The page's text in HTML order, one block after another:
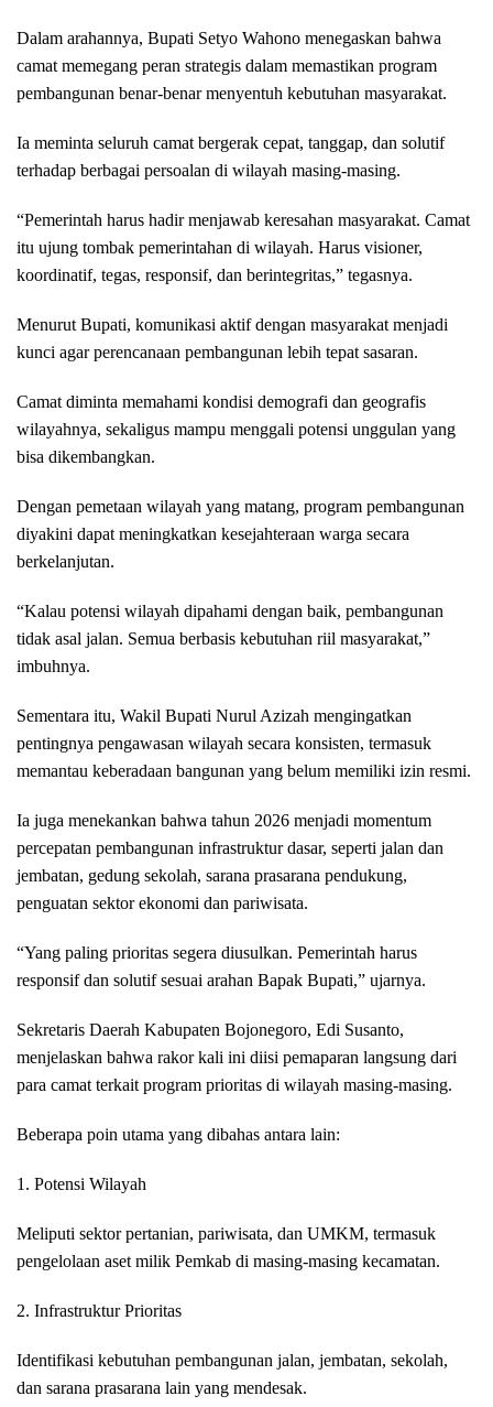
Dalam arahannya, Bupati Setyo Wahono menegaskan bahwa
camat memegang peran strategis dalam memastikan program
pembangunan benar-benar menyentuh kebutuhan masyarakat.
Ia meminta seluruh camat bergerak cepat, tanggap, dan solutif
terhadap berbagai persoalan di wilayah masing-masing.
“Pemerintah harus hadir menjawab keresahan masyarakat. Camat
itu ujung tombak pemerintahan di wilayah. Harus visioner,
koordinatif, tegas, responsif, dan berintegritas,” tegasnya.
Menurut Bupati, komunikasi aktif dengan masyarakat menjadi
kunci agar perencanaan pembangunan lebih tepat sasaran.
Camat diminta memahami kondisi demografi dan geografis
wilayahnya, sekaligus mampu menggali potensi unggulan yang
bisa dikembangkan.
Dengan pemetaan wilayah yang matang, program pembangunan
diyakini dapat meningkatkan kesejahteraan warga secara
berkelanjutan.
“Kalau potensi wilayah dipahami dengan baik, pembangunan
tidak asal jalan. Semua berbasis kebutuhan riil masyarakat,”
imbuhnya.
Sementara itu, Wakil Bupati Nurul Azizah mengingatkan
pentingnya pengawasan wilayah secara konsisten, termasuk
memantau keberadaan bangunan yang belum memiliki izin resmi.
Ia juga menekankan bahwa tahun 2026 menjadi momentum
percepatan pembangunan infrastruktur dasar, seperti jalan dan
jembatan, gedung sekolah, sarana prasarana pendukung,
penguatan sektor ekonomi dan pariwisata.
“Yang paling prioritas segera diusulkan. Pemerintah harus
responsif dan solutif sesuai arahan Bapak Bupati,” ujarnya.
Sekretaris Daerah Kabupaten Bojonegoro, Edi Susanto,
menjelaskan bahwa rakor kali ini diisi pemaparan langsung dari
para camat terkait program prioritas di wilayah masing-masing.
Beberapa poin utama yang dibahas antara lain:
1. Potensi Wilayah
Meliputi sektor pertanian, pariwisata, dan UMKM, termasuk
pengelolaan aset milik Pemkab di masing-masing kecamatan.
2. Infrastruktur Prioritas
Identifikasi kebutuhan pembangunan jalan, jembatan, sekolah,
dan sarana prasarana lain yang mendesak.